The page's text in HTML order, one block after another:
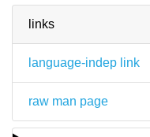
links
language-indep link
raw man page